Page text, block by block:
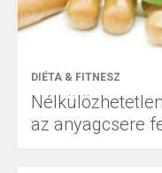
DIÉTA & FITNESZ
az anyagcsere